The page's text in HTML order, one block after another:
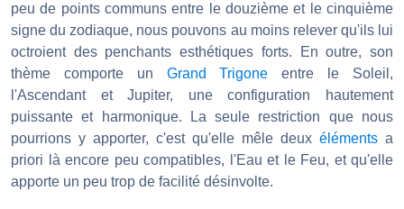
peu de points communs entre le douzième et le cinquième
signe du zodiaque, nous pouvons au moins relever qu'ils lui
octroient des penchants esthétiques forts. En outre, son
thème comporte un Grand Trigone entre le Soleil,
l'Ascendant et Jupiter, une configuration hautement
puissante et harmonique. La seule restriction que nous
pourrions y apporter, c'est qu'elle mêle deux éléments a
priori là encore peu compatibles, l'Eau et le Feu, et qu'elle
apporte un peu trop de facilité désinvolte.